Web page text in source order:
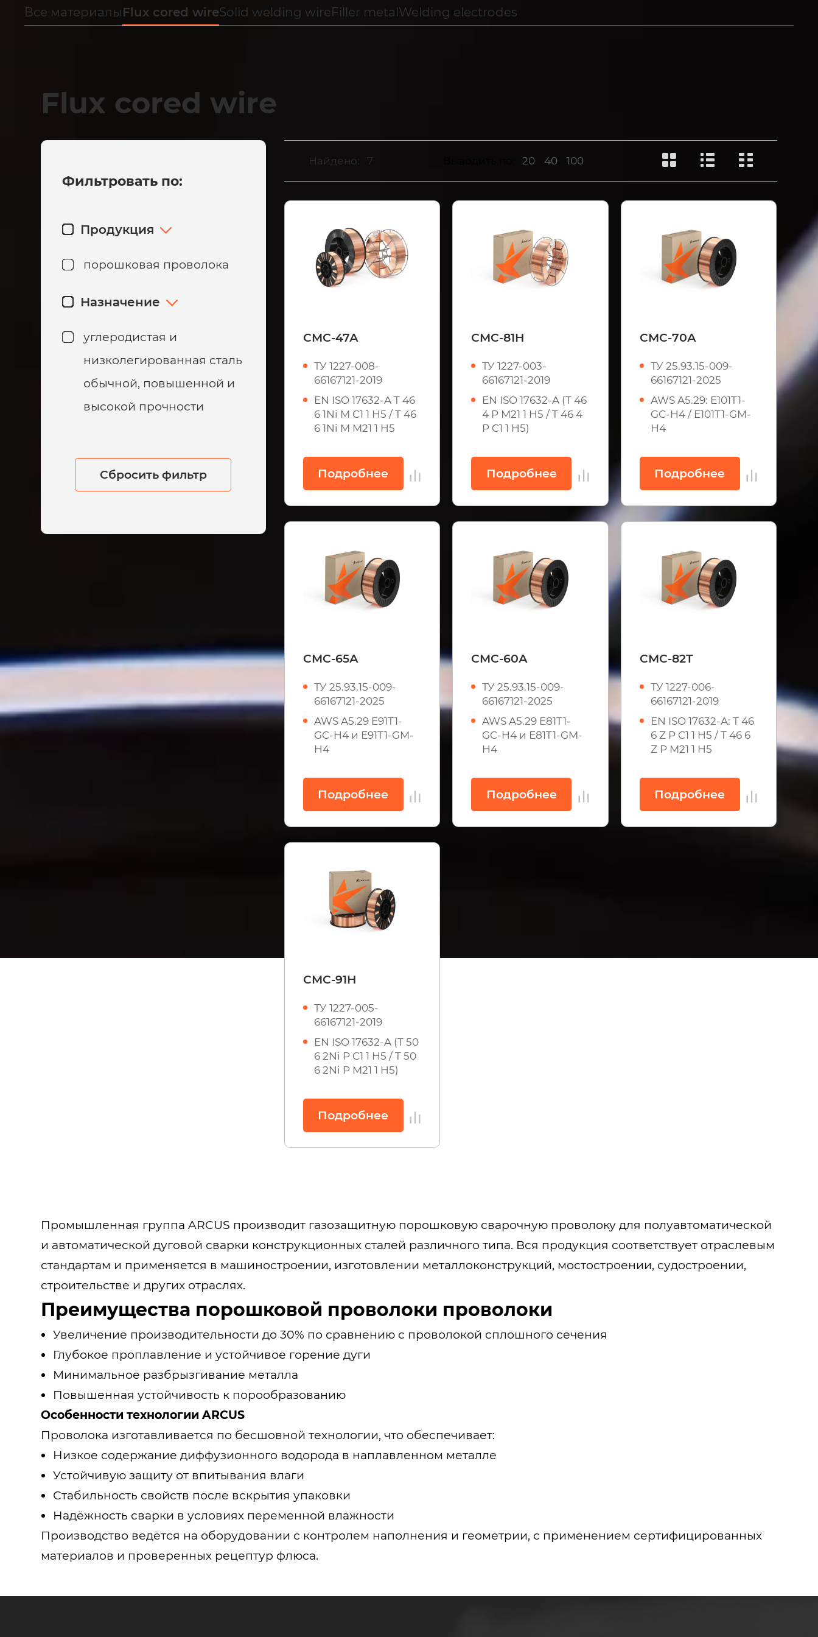
Все материалыFlux cored wireSolid welding wireFiller metalWelding electrodes
Flux cored wire
Фильтровать по:
Продукция
порошковая проволока
Назначение
углеродистая и
низколегированная сталь
обычной, повышенной и
высокой прочности
Сбросить фильтр
Найдено: 7 20 40 100
СМС-47А
ТУ 1227-008-
66167121-2019
EN ISO 17632-A T 46
6 1Ni M C1 1 H5 / T 46
6 1Ni M M21 1 H5
Подробнее
СМС-81Н
ТУ 1227-003-
66167121-2019
EN ISO 17632-A (T 46
4 P М21 1 H5 / T 46 4
P C1 1 H5)
Подробнее
СМС-70А
ТУ 25.93.15-009-
66167121-2025
AWS A5.29: E101T1-
GС-H4 / E101T1-GМ-
H4
Подробнее
СМС-65А
ТУ 25.93.15-009-
66167121-2025
AWS A5.29 E91T1-
GC-H4 и E91T1-GM-
H4
Подробнее
СМС-60А
ТУ 25.93.15-009-
66167121-2025
AWS A5.29 E81T1-
GC-H4 и E81T1-GM-
H4
Подробнее
СМС-82Т
ТУ 1227-006-
66167121-2019
EN ISO 17632-A: T 46
6 Z P C1 1 H5 / T 46 6
Z P M21 1 H5
Подробнее
СМС-91Н
ТУ 1227-005-
66167121-2019
EN ISO 17632-A (T 50
6 2Ni P C1 1 H5 / T 50
6 2Ni P M21 1 H5)
Подробнее
Промышленная группа ARCUS производит газозащитную порошковую сварочную проволоку для полуавтоматической
и автоматической дуговой сварки конструкционных сталей различного типа. Вся продукция соответствует отраслевым
стандартам и применяется в машиностроении, изготовлении металлоконструкций, мостостроении, судостроении,
строительстве и других отраслях.
Преимущества порошковой проволоки проволоки
Увеличение производительности до 30% по сравнению с проволокой сплошного сечения
Глубокое проплавление и устойчивое горение дуги
Минимальное разбрызгивание металла
Повышенная устойчивость к порообразованию
Особенности технологии ARCUS
Проволока изготавливается по бесшовной технологии, что обеспечивает:
Низкое содержание диффузионного водорода в наплавленном металле
Устойчивую защиту от впитывания влаги
Стабильность свойств после вскрытия упаковки
Надёжность сварки в условиях переменной влажности
Производство ведётся на оборудовании с контролем наполнения и геометрии, с применением сертифицированных
материалов и проверенных рецептур флюса.